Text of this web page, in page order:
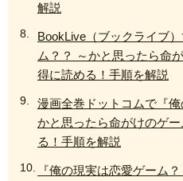
解説
BookLive（ブックライブ
ム？？ ～かと思ったら命
得に読める！手順を解説
漫画全巻ドットコムで『
かと思ったら命がけのゲ
る！手順を解説
『俺の現実は恋愛ゲーム